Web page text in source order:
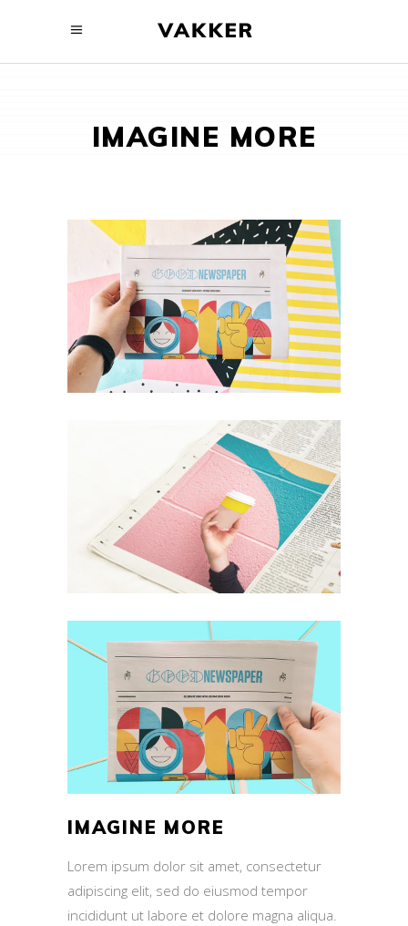
IMAGINE MORE
IMAGINE MORE
Lorem ipsum dolor sit amet, consectetur
adipiscing elit, sed do eiusmod tempor
incididunt ut labore et dolore magna aliqua.